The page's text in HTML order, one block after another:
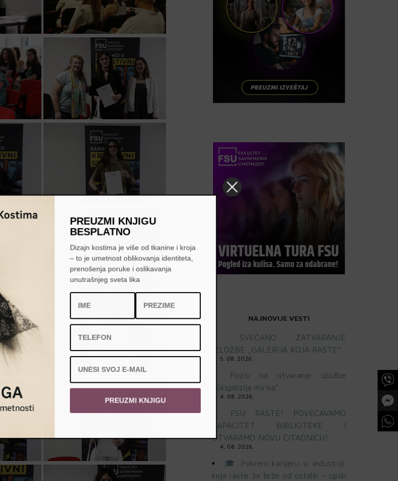
NAJNOVIJE VESTI
SVEČANO ZATVARANJE
IZLOŽBE „GALERIJA KOJA RASTE“
5. 08. 2026.
Poziv na otvaranje izložbe
„Eksplozija mirisa”
4. 08. 2026.
FSU RASTE! POVEĆAVAMO
KAPACITET BIBLIOTEKE I
OTVARAMO NOVU ČITAONICU!
4. 08. 2026.
🎓 Pokreni karijeru u industriji
koja raste 3x brže od ostalih – upiši
PREUZMI KNJIGU
BESPLATNO
Dizajn kostima je više od tkanine i kroja
– to je umetnost oblikovanja identiteta,
prenošenja poruke i oslikavanja
unutrašnjeg sveta lika
PREUZMI KNJIGU